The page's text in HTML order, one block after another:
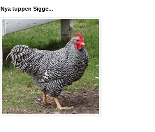
Nya tuppen Sigge...